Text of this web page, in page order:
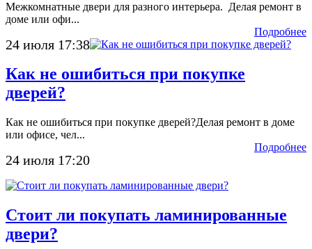
Межкомнатные двери для разного интерьера. Делая ремонт в
доме или офи...
24 июля 17:38
Подробнее
Как не ошибиться при покупке
дверей?
Как не ошибиться при покупке дверей?Делая ремонт в доме
или офисе, чел...
24 июля 17:20
Подробнее
Стоит ли покупать ламинированные
двери?